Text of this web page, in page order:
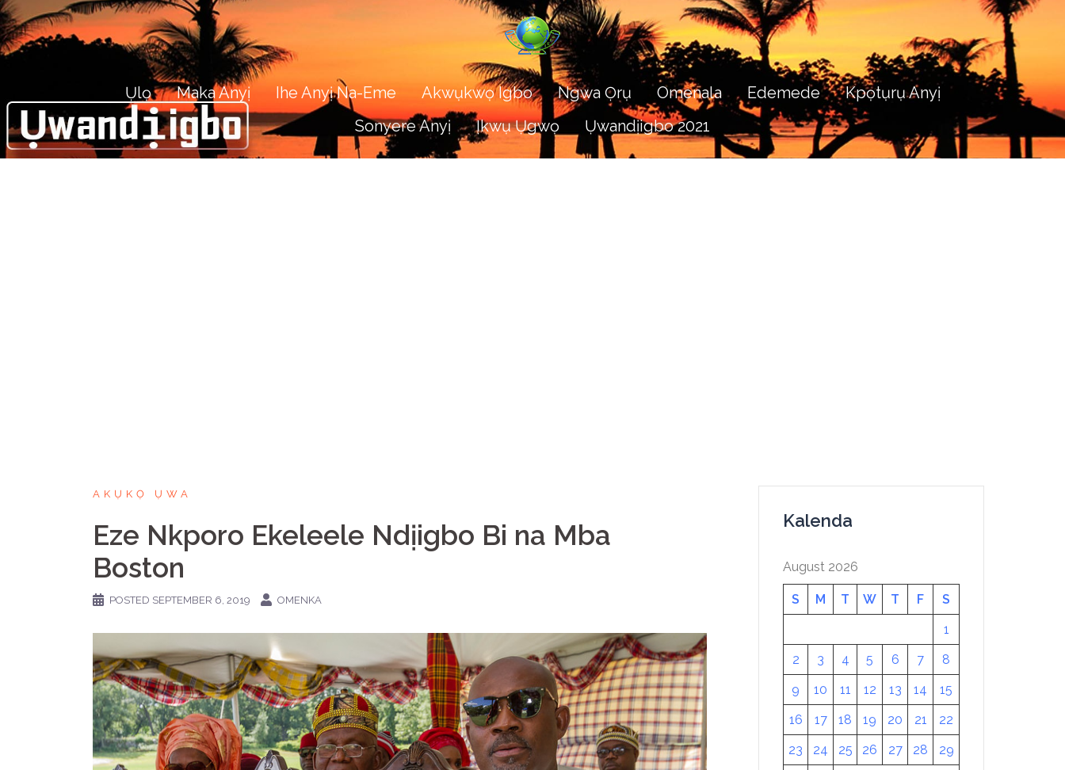
Ụlọ Maka Anyị Ihe Anyị Na-Eme Akwụkwọ Igbo Ngwa Ọrụ Omenala Edemede
Kpọtụrụ Anyị
Sonyere Anyị
Ịkwụ Ụgwọ Ụwandịigbo 2021
AKỤKỌ ỤWA
Eze Nkporo Ekeleele Ndịigbo Bi na Mba
Boston
POSTED SEPTEMBER 6, 2019 OMENKA
Kalenda
August 2026
S M T W T F
S
1
2
3 4 5 6 7
8
9
10 11 12 13 14
15
16
17 18 19 20 21
22
23
24 25 26 27 28
29